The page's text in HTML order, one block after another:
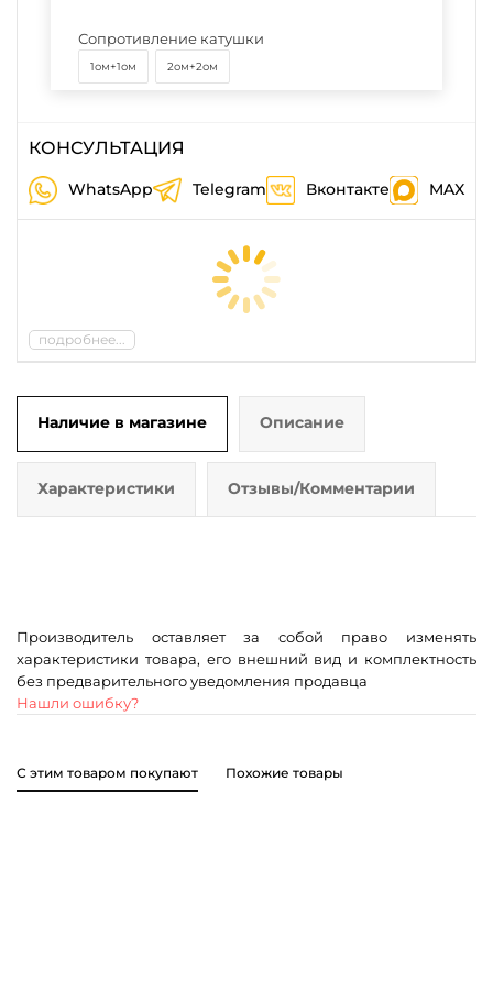
Сопротивление катушки
1ом+1ом 2ом+2ом
КОНСУЛЬТАЦИЯ
WhatsApp Telegram Вконтакте MAX
подробнее...
Наличие в магазине Описание
Характеристики Отзывы/Комментарии
Производитель оставляет за собой право изменять
характеристики товара, его внешний вид и комплектность
без предварительного уведомления продавца
Нашли ошибку?
С этим товаром покупают Похожие товары